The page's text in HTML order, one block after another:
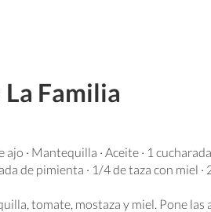
Familia
· Mantequilla · Aceite · 1
de pimienta · 1/4 de taza con miel ·
tomate, mostaza y miel. Pone las